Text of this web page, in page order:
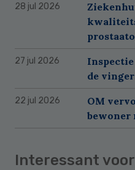
28 jul 2026
27 jul 2026
de
22 jul 2026
OM
bewoner
Interessant